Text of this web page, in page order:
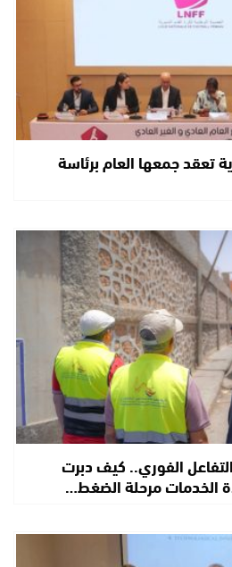
تعقد جمعها العام برئاسة
الفوري.. كيف دبرت
الخدمات مرحلة الضغط…